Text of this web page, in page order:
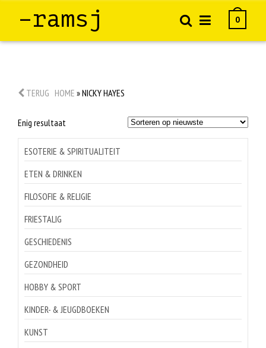
–ramsj 0
TERUG HOME »NICKY HAYES
Enig resultaat
ESOTERIE & SPIRITUALITEIT
ETEN & DRINKEN
FILOSOFIE & RELIGIE
FRIESTALIG
GESCHIEDENIS
GEZONDHEID
HOBBY & SPORT
KINDER- & JEUGDBOEKEN
KUNST